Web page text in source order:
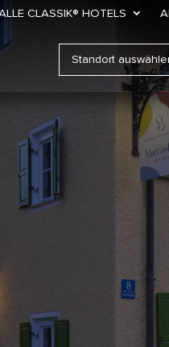
CLASSIK® HOTELS